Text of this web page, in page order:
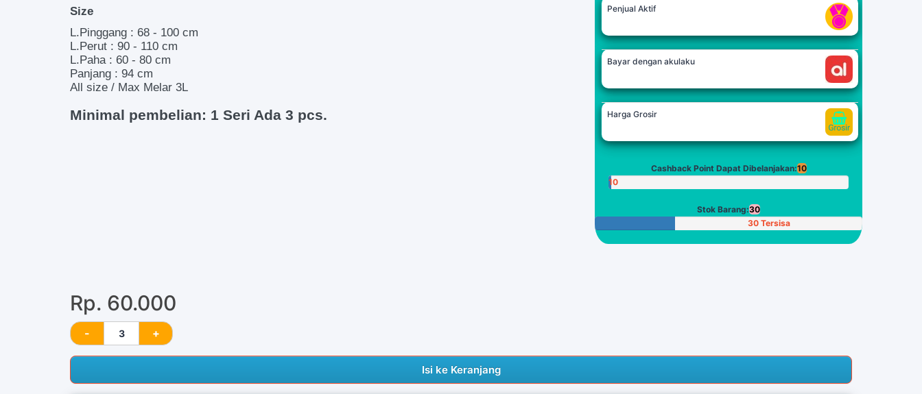
Size
L.Pinggang : 68 - 100 cm
L.Perut : 90 - 110 cm
L.Paha : 60 - 80 cm
Panjang : 94 cm
All size / Max Melar 3L
Minimal pembelian: 1 Seri Ada 3 pcs.
Penjual Aktif
Bayar dengan akulaku
Harga Grosir
Cashback Point Dapat Dibelanjakan:10
10
Stok Barang:30
30 Tersisa
Rp. 60.000
Isi ke Keranjang